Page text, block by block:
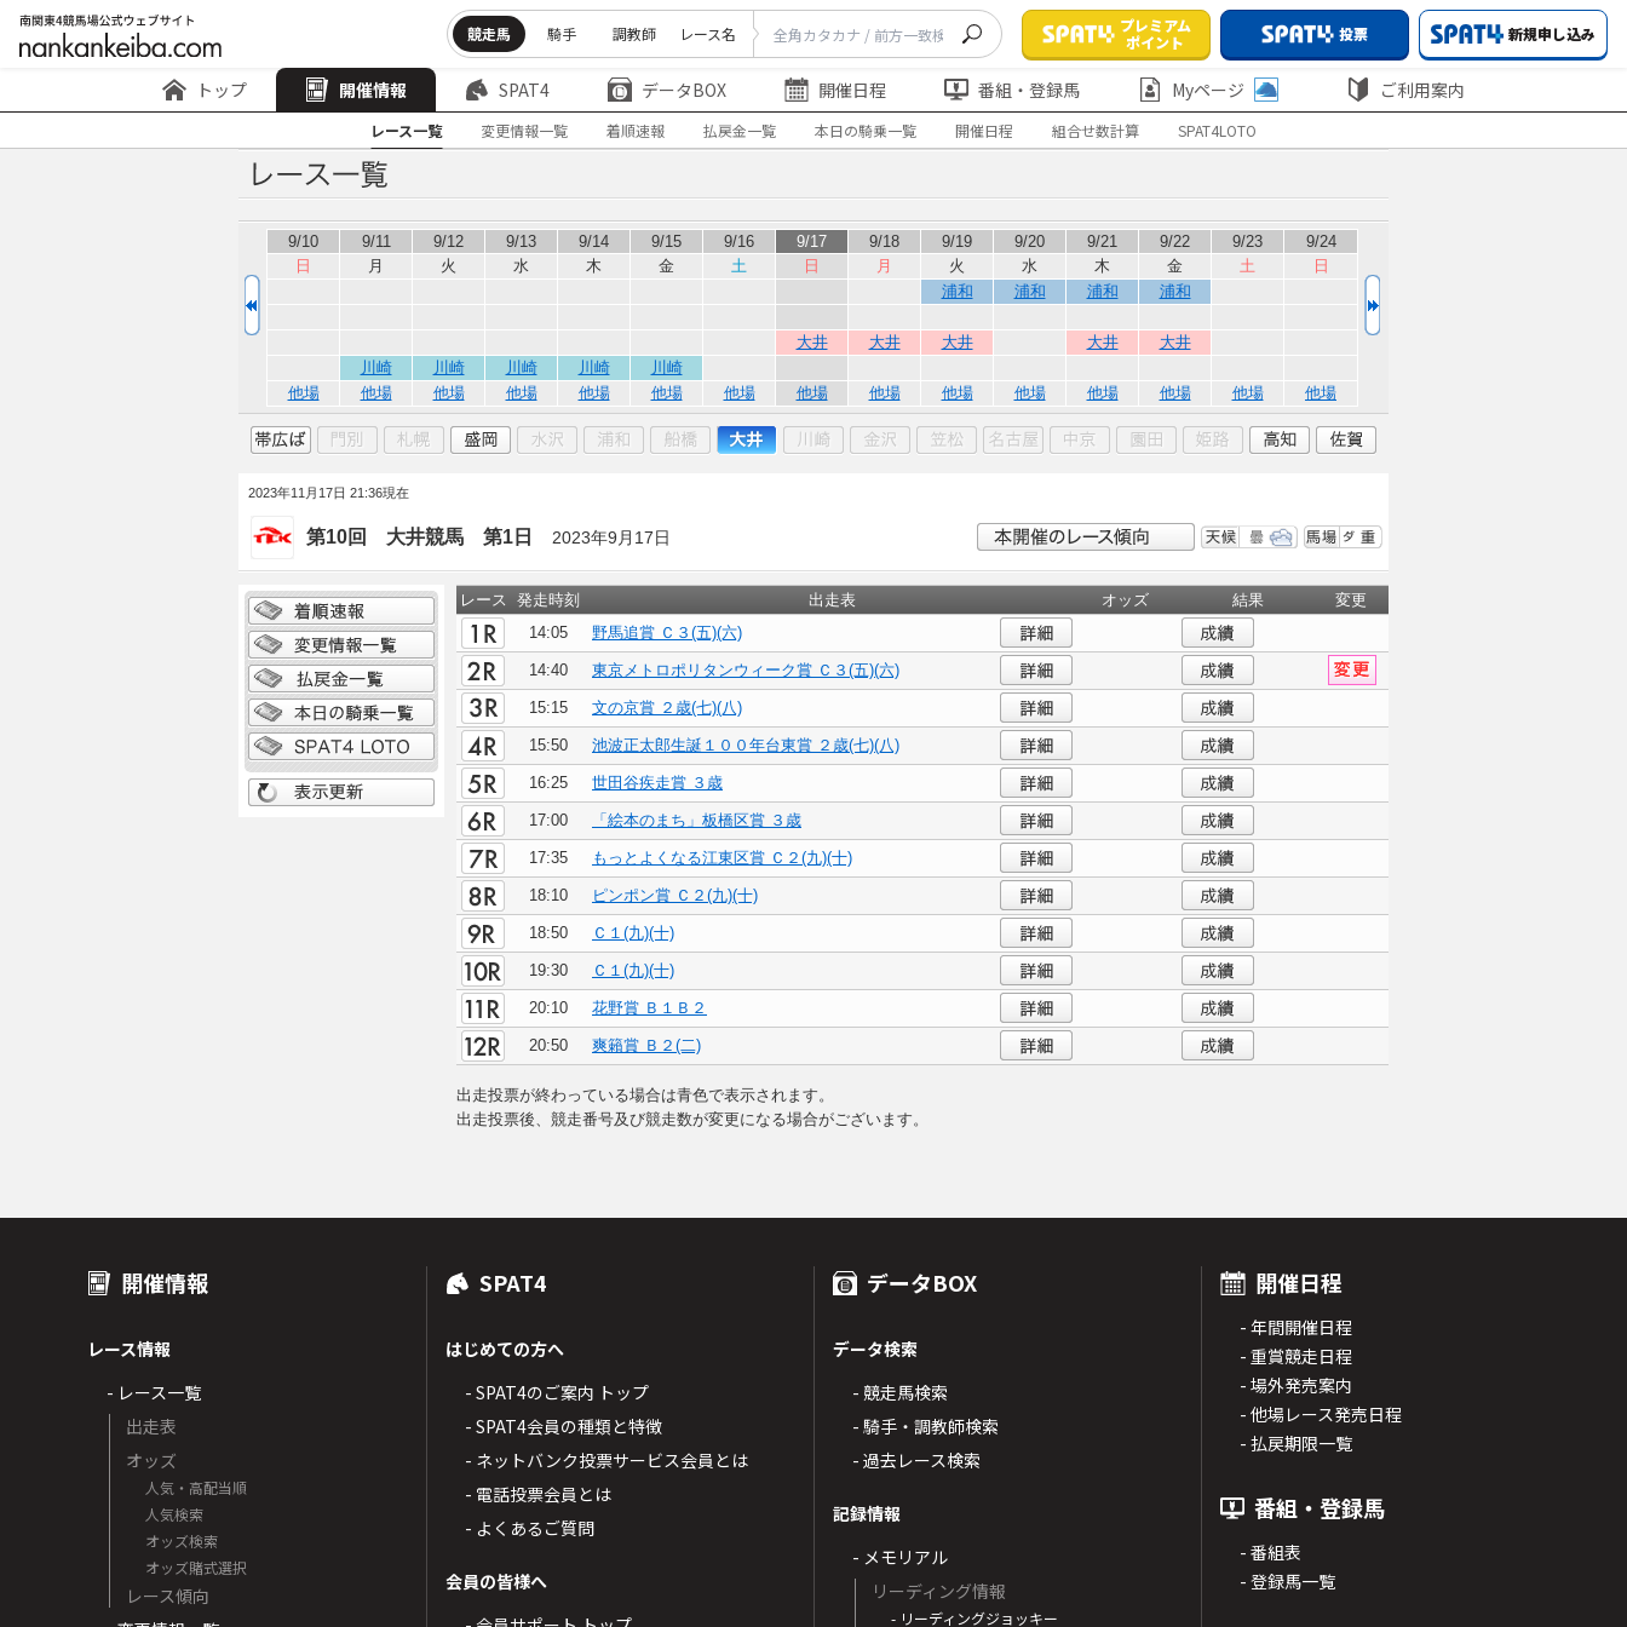
競走馬 騎手 調教師 レース名
プレミアム
ポイント
投票 新規申し込み
トップ 開催情報 SPAT4 データBOX 開催日程 番組・登録馬 Myページ ご利用案内
レース一覧 変更情報一覧 着順速報 払戻金一覧 本日の騎乗一覧 開催日程 組合せ数計算 SPAT4LOTO
9/10 9/11 9/12 9/13 9/14 9/15 9/16 9/17 9/18 9/19 9/20 9/21 9/22 9/23
9/24
日
月 火 水 木 金 土 日 月 火 水 木 金 土
日
浦和
浦和 浦和 浦和
大井 大井 大井 大井
大井
川崎
川崎 川崎 川崎
川崎
他場
他場 他場 他場 他場 他場 他場 他場 他場 他場 他場 他場 他場 他場 他場
2023年11月17日 21:36現在
第10回 大井競馬 第1日 2023年9月17日
レース 発走時刻 出走表 オッズ 結果
変更
14:05
野馬追賞 Ｃ３(五)(六)
14:40 東京メトロポリタンウィーク賞 Ｃ３(五)(六)
15:15 文の京賞 ２歳(七)(八)
15:50 池波正太郎生誕１００年台東賞 ２歳(七)(八)
16:25 世田谷疾走賞 ３歳
17:00 「絵本のまち」板橋区賞 ３歳
17:35 もっとよくなる江東区賞 Ｃ２(九)(十)
18:10 ピンポン賞 Ｃ２(九)(十)
18:50 Ｃ１(九)(十)
19:30 Ｃ１(九)(十)
20:10 花野賞 Ｂ１Ｂ２
20:50 爽籟賞 Ｂ２(二)
出走投票が終わっている場合は青色で表示されます。
出走投票後、競走番号及び競走数が変更になる場合がございます。
開催情報
レース情報
- レース一覧
出走表
オッズ
人気・高配当順
人気検索
オッズ検索
オッズ賭式選択
レース傾向
SPAT4
はじめての方へ
- SPAT4のご案内 トップ
- SPAT4会員の種類と特徴
- ネットバンク投票サービス会員とは
- 電話投票会員とは
- よくあるご質問
会員の皆様へ
データBOX
データ検索
- 競走馬検索
- 騎手・調教師検索
- 過去レース検索
記録情報
- メモリアル
リーディング情報
- リーディングジョッキー
開催日程
- 年間開催日程
- 重賞競走日程
- 場外発売案内
- 他場レース発売日程
- 払戻期限一覧
番組・登録馬
- 番組表
- 登録馬一覧